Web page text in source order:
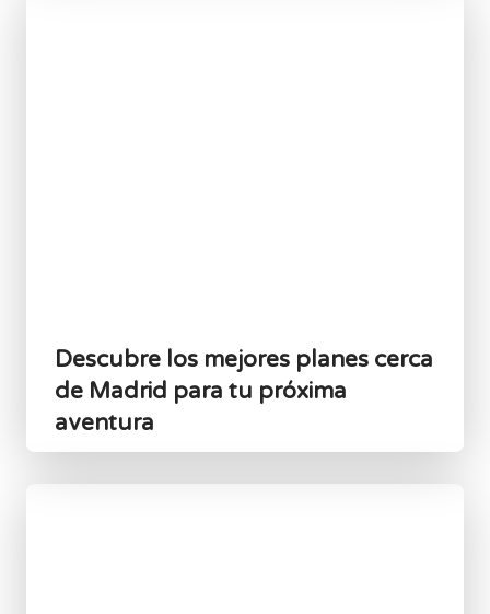
Descubre los mejores planes cerca
de Madrid para tu próxima
aventura